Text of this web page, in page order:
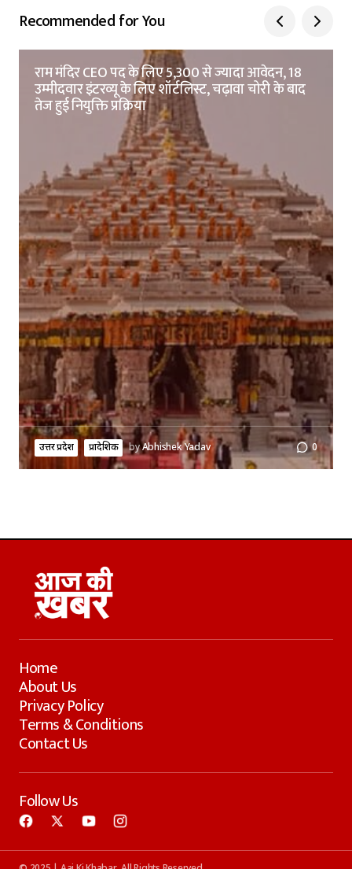
Recommended for You
राम मंदिर CEO पद के लिए 5,300 से ज्यादा आवेदन, 18
उम्मीदवार इंटरव्यू के लिए शॉर्टलिस्ट, चढ़ावा चोरी के बाद
तेज हुई नियुक्ति प्रक्रिया
उत्तर प्रदेश प्रादेशिक byAbhishek Yadav 0
Home
About Us
Privacy Policy
Terms & Conditions
Contact Us
Follow Us